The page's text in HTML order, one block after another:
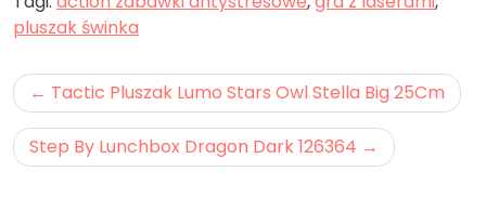
pluszak świnka
Nawigacja
wpisu
Tactic Pluszak Lumo Stars Owl Stella Big 25Cm
Step By Lunchbox Dragon Dark 126364